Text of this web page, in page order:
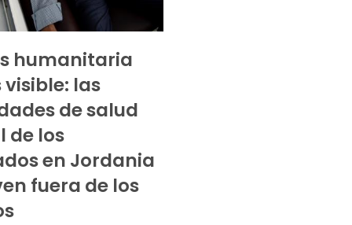
humanitaria
las
de salud
de los
en Jordania
fuera de los